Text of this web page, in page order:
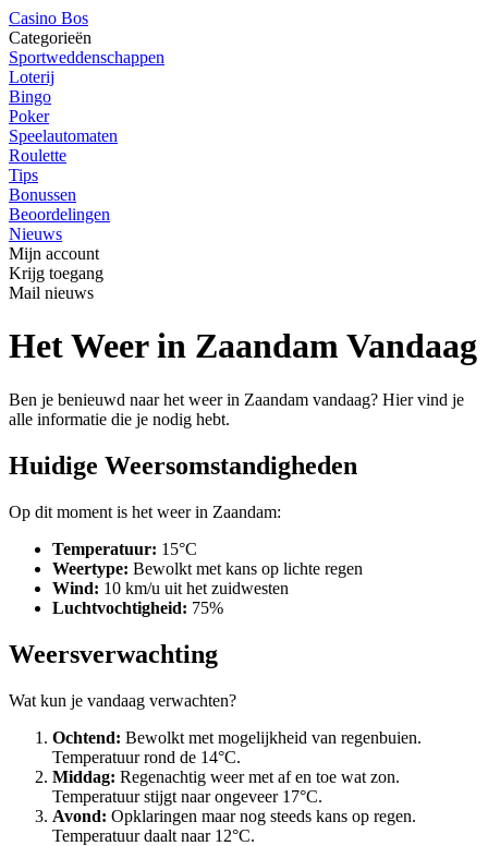
Casino Bos
Categorieën
Sportweddenschappen
Loterij
Bingo
Poker
Speelautomaten
Roulette
Tips
Bonussen
Beoordelingen
Nieuws
Mijn account
Krijg toegang
Mail nieuws
Het Weer in Zaandam Vandaag
Ben je benieuwd naar het weer in Zaandam vandaag? Hier vind je
alle informatie die je nodig hebt.
Huidige Weersomstandigheden
Op dit moment is het weer in Zaandam:
Temperatuur: 15°C
Weertype: Bewolkt met kans op lichte regen
Wind: 10 km/u uit het zuidwesten
Luchtvochtigheid: 75%
Weersverwachting
Wat kun je vandaag verwachten?
Ochtend: Bewolkt met mogelijkheid van regenbuien.
Temperatuur rond de 14°C.
Middag: Regenachtig weer met af en toe wat zon.
Temperatuur stijgt naar ongeveer 17°C.
Avond: Opklaringen maar nog steeds kans op regen.
Temperatuur daalt naar 12°C.